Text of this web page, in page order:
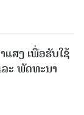
ສງ ເພື່ອຮັບໃຊ້
ະ ພັດທະນາ